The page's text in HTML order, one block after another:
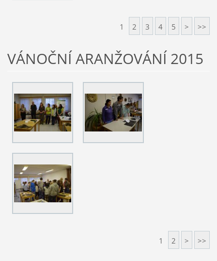
1 2 3 4 5 > >>
VÁNOČNÍ ARANŽOVÁNÍ 2015
1 2 > >>